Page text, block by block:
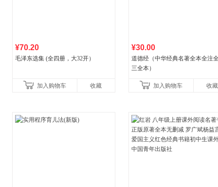
¥70.20
毛泽东选集 (全四册，大32开）
加入购物车 收藏
¥30.00
道德经（中华经典名著全本全注
三全本）
加入购物车 收藏